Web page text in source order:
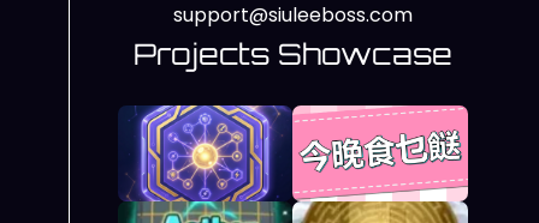
support@siuleeboss.com
Projects Showcase